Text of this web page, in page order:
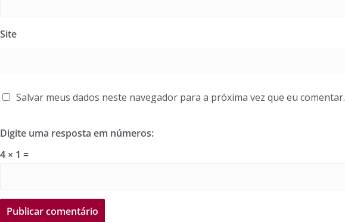
Site
Salvar meus dados neste navegador para a próxima vez que eu comentar.
Digite uma resposta em números:
4 × 1 =